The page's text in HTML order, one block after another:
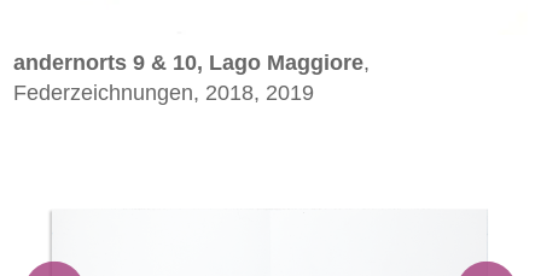
andernorts 9 & 10, Lago Maggiore,
Federzeichnungen, 2018, 2019